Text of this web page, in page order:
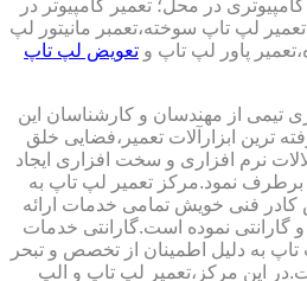
در محل؛ تعمیر کامپیوتر در
لپ تاپ سوخته،تعمبر مانیتور لپ
پاور لپ تاپ و تعویض لپ تاپ
تیمی از مهندسان و کارشناسان این
ترین ابزارآلات تعمیر،فضایی خلق
نرم افزاری و سخت افزاری ایجاد
برطرف نمود.مرکز تعمیر لپ تاپ به
کادر فنی خویش تمامی خدمات ارائه
گارانتی نموده است.گارانتی خدمات
تاپ به دلیل اطمینان از تخصص و تبحر
این مرکز،تعمیر لپ تاپ و الپ